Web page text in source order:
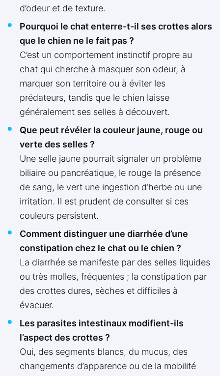
d’odeur et de texture.
Pourquoi le chat enterre-t-il ses crottes alors
que le chien ne le fait pas ?
C’est un comportement instinctif propre au
chat qui cherche à masquer son odeur, à
marquer son territoire ou à éviter les
prédateurs, tandis que le chien laisse
généralement ses selles à découvert.
Que peut révéler la couleur jaune, rouge ou
verte des selles ?
Une selle jaune pourrait signaler un problème
biliaire ou pancréatique, le rouge la présence
de sang, le vert une ingestion d’herbe ou une
irritation. Il est prudent de consulter si ces
couleurs persistent.
Comment distinguer une diarrhée d’une
constipation chez le chat ou le chien ?
La diarrhée se manifeste par des selles liquides
ou très molles, fréquentes ; la constipation par
des crottes dures, sèches et difficiles à
évacuer.
Les parasites intestinaux modifient-ils
l’aspect des crottes ?
Oui, des segments blancs, du mucus, des
changements d’apparence ou de la mobilité